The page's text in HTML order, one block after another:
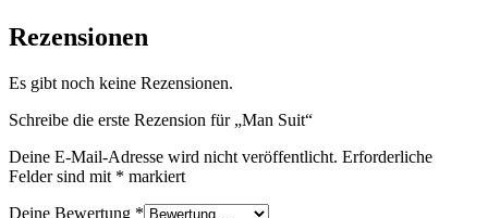
Rezensionen
Es gibt noch keine Rezensionen.
Schreibe die erste Rezension für „Man Suit“
Deine E-Mail-Adresse wird nicht veröffentlicht. Erforderliche
Felder sind mit * markiert
Deine Bewertung *